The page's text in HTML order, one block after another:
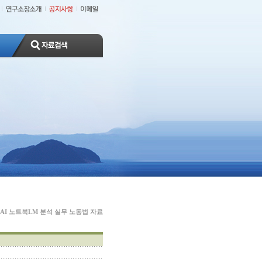
노트북LM 분석 실무 노동법 자료